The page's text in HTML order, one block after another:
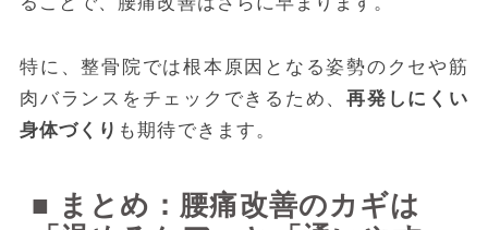
特に、整骨院では根本原因となる姿勢のクセや筋
肉バランスをチェックできるため、再発しにくい
身体づくり も期待できます。
■ まとめ：腰痛改善のカギは